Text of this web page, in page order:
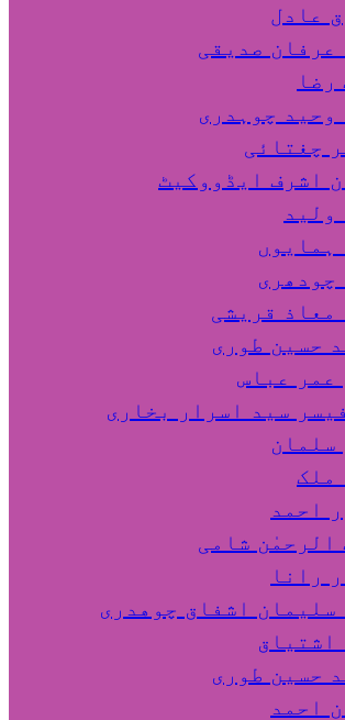
عادل
عرفان صدیقی
رضا
وحید چوہدری
چغتائی
اشرف ایڈووکیٹ
ولید
ہمایوں
چودھری
معاذ قریشی
حسین طوری
عمر عباس
سید اسرار بخاری
سلمان
ملک
احمد
الرحمٰن شامی
رانا
سلیمان اشفاق چوهدری
اشتیاق
حسین طوری
احمد